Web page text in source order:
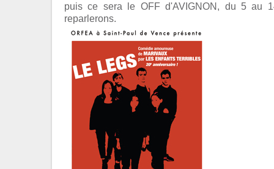
puis ce sera le OFF d'AVIGNON, du 5 au
reparlerons.